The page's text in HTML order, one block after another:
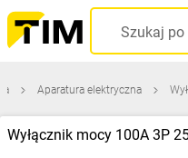
Aparatura elektryczna
Wyłącznik mocy 100A 3P